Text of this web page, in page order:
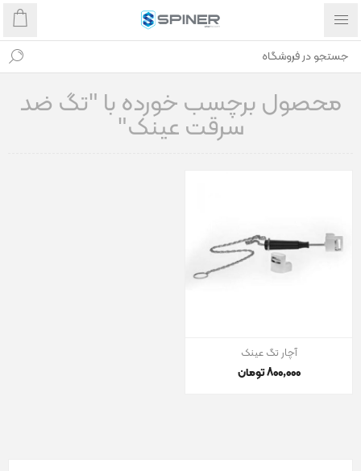
محصول برچسب خورده با "تگ ضد
سرقت عینک"
آچار تگ عینک
800٬000 تومان